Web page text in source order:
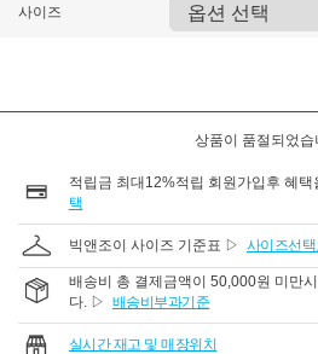
사이즈
상품이 품절되었습
적립금 최대12%적립 회원가입후 혜
택
빅앤조이 사이즈 기준표 ▷ 사이즈선
배송비 총 결제금액이 50,000원 미만
다. ▷ 배송비부과기준
실시간 재고 및 매장위치